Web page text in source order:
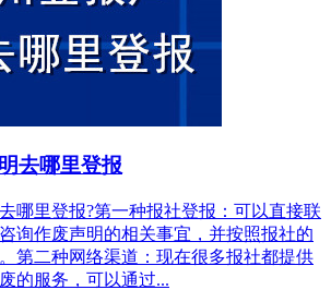
去哪里登报
哪里登报?第一种报社登报：可以直接联
询作废声明的相关事宜，并按照报社的
第二种网络渠道：现在很多报社都提供
的服务，可以通过...